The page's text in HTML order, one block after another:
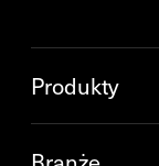
Produkty